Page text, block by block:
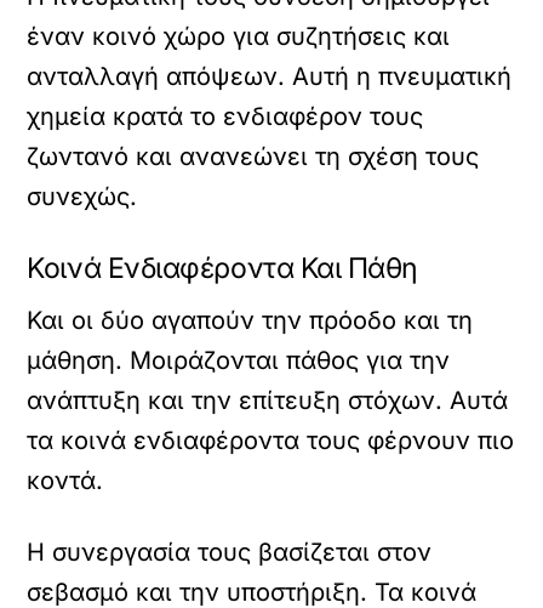
έναν κοινό χώρο για συζητήσεις και
ανταλλαγή απόψεων. Αυτή η πνευματική
χημεία κρατά το ενδιαφέρον τους
ζωντανό και ανανεώνει τη σχέση τους
συνεχώς.
Κοινά Ενδιαφέροντα Και Πάθη
Και οι δύο αγαπούν την πρόοδο και τη
μάθηση. Μοιράζονται πάθος για την
ανάπτυξη και την επίτευξη στόχων. Αυτά
τα κοινά ενδιαφέροντα τους φέρνουν πιο
κοντά.
Η συνεργασία τους βασίζεται στον
σεβασμό και την υποστήριξη. Τα κοινά